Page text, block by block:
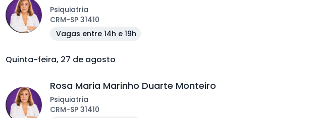
Psiquiatria
CRM-SP 31410
Vagas entre 14h e 19h
Quinta-feira, 27 de agosto
Rosa Maria Marinho Duarte Monteiro
Psiquiatria
CRM-SP 31410